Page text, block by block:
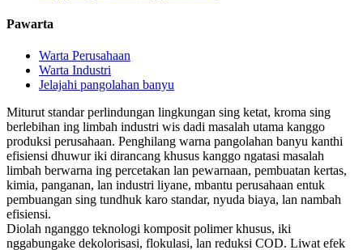
Pawarta
Warta Perusahaan
Warta Industri
Jelajahi pangolahan banyu
Miturut standar perlindungan lingkungan sing ketat, kroma sing
berlebihan ing limbah industri wis dadi masalah utama kanggo
produksi perusahaan. Penghilang warna pangolahan banyu kanthi
efisiensi dhuwur iki dirancang khusus kanggo ngatasi masalah
limbah berwarna ing percetakan lan pewarnaan, pembuatan kertas,
kimia, panganan, lan industri liyane, mbantu perusahaan entuk
pembuangan sing tundhuk karo standar, nyuda biaya, lan nambah
efisiensi.
Diolah nganggo teknologi komposit polimer khusus, iki
nggabungake dekolorisasi, flokulasi, lan reduksi COD. Liwat efek